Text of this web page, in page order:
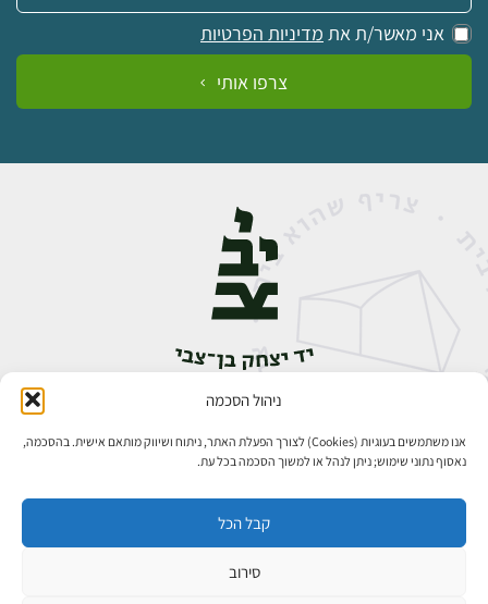
ניהול הסכמה
אנו משתמשים בעוגיות (Cookies) לצורך הפעלת האתר, ניתוח ושיווק מותאם אישית. בהסכמה,
נאסוף נתוני שימוש; ניתן לנהל או למשוך הסכמה בכל עת.
קבל הכל
סירוב
אני מאשר/ת את מדיניות הפרטיות
צרפו אותי
אבן גבירול 14, רחביה, ירושלים